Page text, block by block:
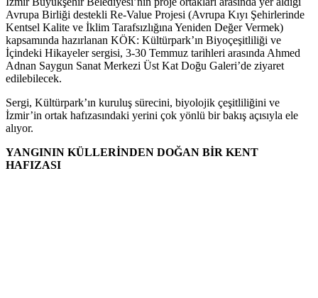
Avrupa Birliği destekli Re-Value Projesi (Avrupa Kıyı Şehirlerinde
Kentsel Kalite ve İklim Tarafsızlığına Yeniden Değer Vermek)
kapsamında hazırlanan KÖK: Kültürpark’ın Biyoçeşitliliği ve
İçindeki Hikayeler sergisi, 3-30 Temmuz tarihleri arasında Ahmed
Adnan Saygun Sanat Merkezi Üst Kat Doğu Galeri’de ziyaret
edilebilecek.
Sergi, Kültürpark’ın kuruluş sürecini, biyolojik çeşitliliğini ve
İzmir’in ortak hafızasındaki yerini çok yönlü bir bakış açısıyla ele
alıyor.
YANGININ KÜLLERİNDEN DOĞAN BİR KENT
HAFIZASI